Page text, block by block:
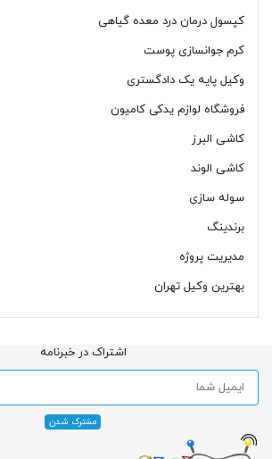
کپسول درمان درد معده گیاهی
کرم جوانسازی پوست
وکیل پایه یک دادگستری
فروشگاه لوازم یدکی کامیون
کاشی البرز
کاشی الوند
سوله سازی
برندینگ
مدیریت پروژه
بهترین وکیل تهران
اشتراک در خبرنامه